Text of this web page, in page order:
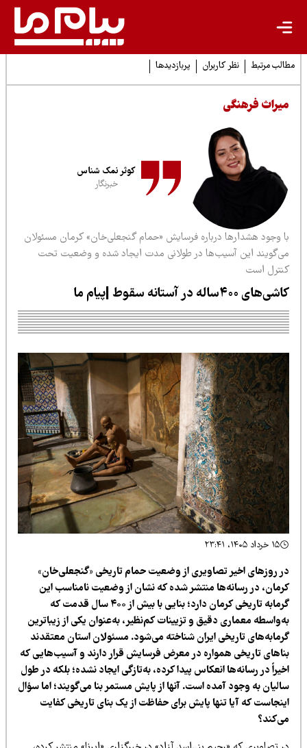
مرتبط نظر کاربران پربازدیدها
فرهنگی
کوثر نمک شناس
خبرنگار
وجود هشدارها درباره فرسایش «حمام گنجعلی‌خان» کرمان مسئولان
این آسیب‌ها در طولانی مدت ایجاد شده و وضعیت تحت
است
۴۰۰ساله در آستانه سقوط |پیام ما
روزهای اخیر تصاویری از وضعیت حمام تاریخی «گنجعلی‌خان»
در رسانه‌ها منتشر شده که نشان از وضعیت نامناسب این
گرمابه تاریخی کرمان دارد؛ بنایی با بیش از ۴۰۰ سال قدمت که
معماری دقیق و تزیینات کم‌نظیر، به‌عنوان یکی از زیباترین
تاریخی ایران شناخته می‌شود. مسئولان استان معتقدند
تاریخی همواره در معرض فرسایش قرار دارند و آسیب‌هایی که
در رسانه‌ها انعکاس پیدا کرده، به‌تازگی ایجاد نشده؛ بلکه در طول
به وجود آمده است. آنها از پایش مستمر بنا می‌گویند؛ اما سؤال
که آیا تنها پایش برای حفاظت از یک بنای تاریخی کفایت